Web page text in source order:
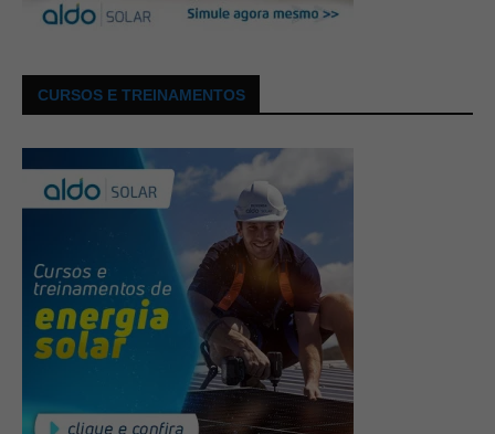
CURSOS E TREINAMENTOS